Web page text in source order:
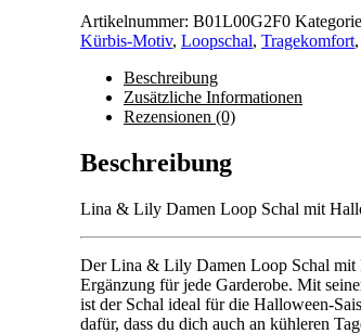
Artikelnummer: B01L00G2F0
Kürbis-Motiv, Loopschal, Tragekomfort,
Beschreibung
Zusätzliche Informationen
Rezensionen (0)
Beschreibung
Lina & Lily Damen Loop Schal mit
Der Lina & Lily Damen Loop Schal mit
Ergänzung für jede Garderobe. Mit
ist der Schal ideal für die Halloween-
dafür, dass du dich auch an kühleren